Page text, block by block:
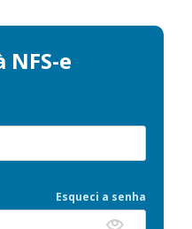
NFS-e
Esqueci a senha